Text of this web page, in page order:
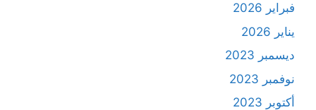
فبراير 2026
يناير 2026
ديسمبر 2023
نوفمبر 2023
أكتوبر 2023